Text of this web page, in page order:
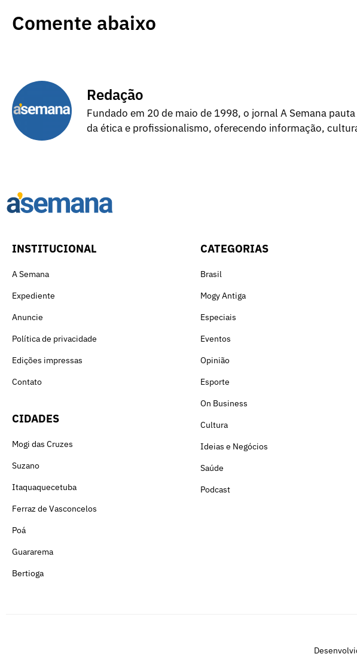
Comente abaixo
Redação
Fundado em 20 de maio de 1998, o jornal A Semana
da ética e profissionalismo, oferecendo informação,
INSTITUCIONAL
A Semana
Expediente
Anuncie
Política de privacidade
Edições impressas
Contato
CIDADES
Mogi das Cruzes
Suzano
Itaquaquecetuba
Ferraz de Vasconcelos
Poá
Guararema
Bertioga
CATEGORIAS
Brasil
Mogy Antiga
Especiais
Eventos
Opinião
Esporte
On Business
Cultura
Ideias e Negócios
Saúde
Podcast